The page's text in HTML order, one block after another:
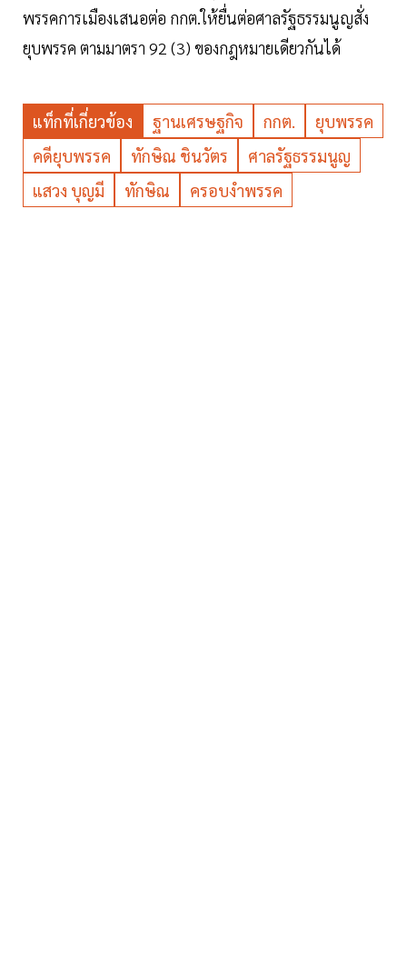
พรรคการเมืองเสนอต่อ กกต.ให้ยื่นต่อศาลรัฐธรรมนูญสั่ง
ยุบพรรค ตามมาตรา 92 (3) ของกฎหมายเดียวกันได้
แท็กที่เกี่ยวข้อง ฐานเศรษฐกิจ กกต.
ยุบพรรค
คดียุบพรรค
ทักษิณ ชินวัตร
ศาลรัฐธรรมนูญ
แสวง บุญมี
ทักษิณ ครอบงำพรรค